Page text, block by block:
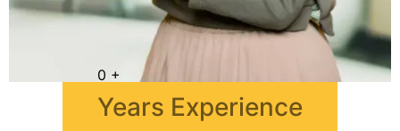
0 +
Years Experience